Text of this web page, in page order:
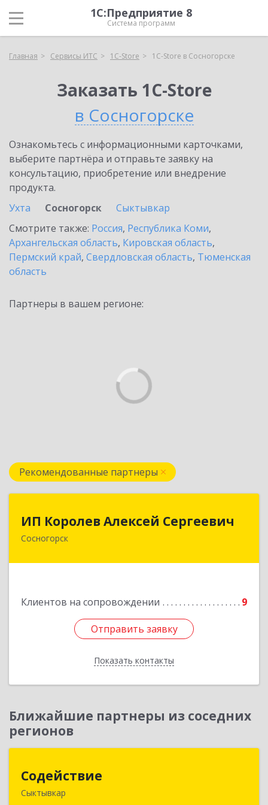
1С:Предприятие 8
Система программ
Главная Сервисы ИТС 1C-Store 1C-Store в Сосногорске
Заказать 1C-Store
в Сосногорске
Ознакомьтесь с информационными карточками,
выберите партнёра и отправьте заявку на
консультацию, приобретение или внедрение
продукта.
Ухта
Сосногорск
Сыктывкар
Смотрите также: Россия, Республика Коми,
Архангельская область, Кировская область,
Пермский край, Свердловская область, Тюменская
область
Партнеры в вашем регионе:
Рекомендованные партнеры
ИП Королев Алексей Сергеевич
Сосногорск
Клиентов на сопровождении 9
Отправить заявку
Показать контакты
ИП Королев Алексей Сергеевич
169500, Коми Респ, Сосногорск г, Советская ул,
Отправить заявку
Назад
Ближайшие партнеры из соседних
регионов
Содействие
Сыктывкар
167004, Коми Респ, Сыктывкар г, Первомайская